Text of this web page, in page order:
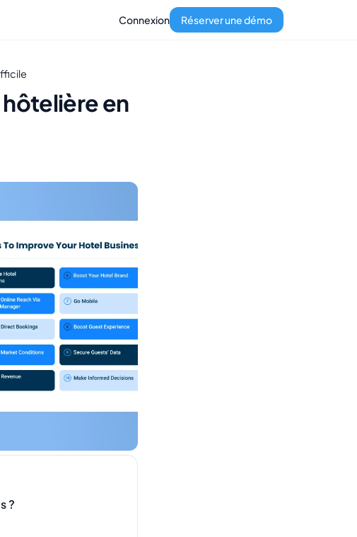
Connexion Réserver une démo
en
?